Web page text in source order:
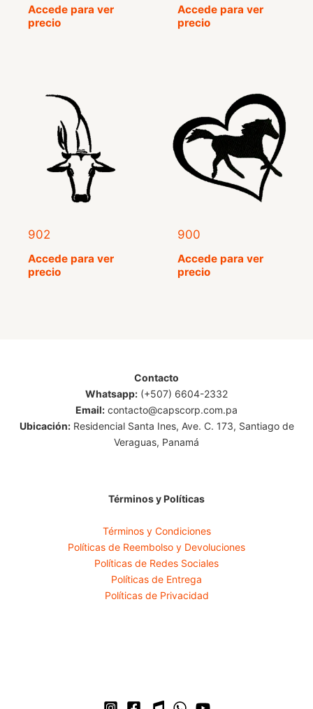
Accede para ver
precio
Accede para ver
precio
902
Accede para ver
precio
900
Accede para ver
precio
Contacto
Whatsapp: (+507) 6604-2332
Email: contacto@capscorp.com.pa
Ubicación:Residencial Santa Ines, Ave. C. 173, Santiago de
Veraguas, Panamá
Términos y Políticas
Términos y Condiciones
Políticas de Reembolso y Devoluciones
Políticas de Redes Sociales
Políticas de Entrega
Políticas de Privacidad